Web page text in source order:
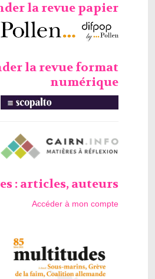
la revue papier
la revue format
numérique
: articles, auteurs
Accéder à mon compte